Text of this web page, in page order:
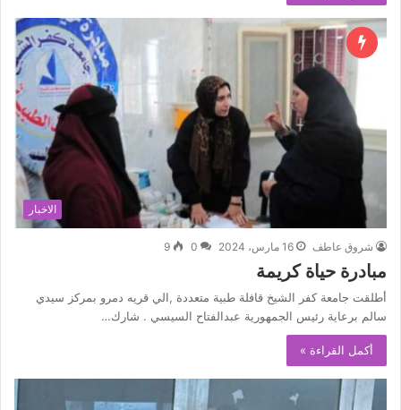
الاخبار
شروق عاطف 16 مارس، 2024 0
9
مبادرة حياة كريمة
أطلقت جامعة كفر الشيخ قافلة طبية متعددة ,الي قريه دمرو بمركز سيدي
سالم برعاية رئيس الجمهورية عبدالفتاح السيسي . شارك…
أكمل القراءة »